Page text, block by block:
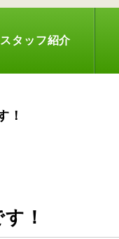
スタッフ紹介
！
！